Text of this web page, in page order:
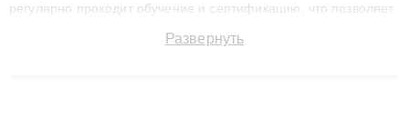
регулярно проходит обучение и сертификацию, что позволяет
технику с сохранением гарантии до 3 лет. Наши мастера
Развернуть